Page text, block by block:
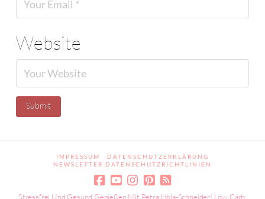
Website
IMPRESSUM
DATENSCHUTZERKLÄRUNG
NEWSLETTER DATENSCHUTZRICHTLINIEN
Stressfrei Und Gesund Genießen Mit Petra Hola-Schneider! Low Carb,